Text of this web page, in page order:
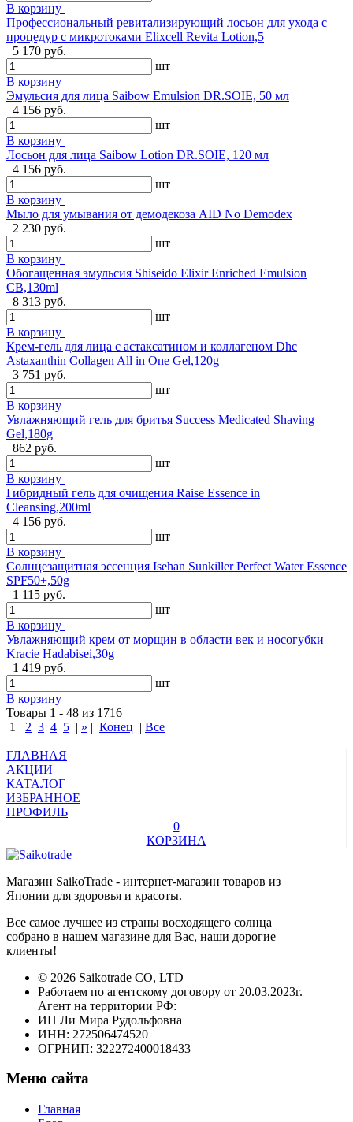
В корзину
Профессиональный ревитализирующий лосьон для ухода с
процедур с микротоками Elixcell Revita Lotion,5
5 170 руб.
шт
В корзину
Эмульсия для лица Saibow Emulsion DR.SOIE, 50 мл
4 156 руб.
шт
В корзину
Лосьон для лица Saibow Lotion DR.SOIE, 120 мл
4 156 руб.
шт
В корзину
Мыло для умывания от демодекоза AID No Demodex
2 230 руб.
шт
В корзину
Обогащенная эмульсия Shiseido Elixir Enriched Emulsion
CB,130ml
8 313 руб.
шт
В корзину
Крем-гель для лица с астаксатином и коллагеном Dhc
Astaxanthin Collagen All in One Gel,120g
3 751 руб.
шт
В корзину
Увлажняющий гель для бритья Success Medicated Shaving
Gel,180g
862 руб.
шт
В корзину
Гибридный гель для очищения Raise Essence in
Cleansing,200ml
4 156 руб.
шт
В корзину
Солнцезащитная эссенция Isehan Sunkiller Perfect Water Essence
SPF50+,50g
1 115 руб.
шт
В корзину
Увлажняющий крем от морщин в области век и носогубки
Kracie Hadabisei,30g
1 419 руб.
шт
В корзину
Товары 1 - 48 из 1716
1
2 3 4 5 | » | Конец | Все
ГЛАВНАЯ
АКЦИИ
КАТАЛОГ
ИЗБРАННОЕ
ПРОФИЛЬ
0
КОРЗИНА
Магазин SaikoTrade - интернет-магазин товаров из
Японии для здоровья и красоты.
Все самое лучшее из страны восходящего солнца
собрано в нашем магазине для Вас, наши дорогие
клиенты!
© 2026 Saikotrade CO, LTD
Работаем по агентскому договору от 20.03.2023г.
Агент на территории РФ:
ИП Ли Мира Рудольфовна
ИНН: 272506474520
ОГРНИП: 322272400018433
Меню сайта
Главная